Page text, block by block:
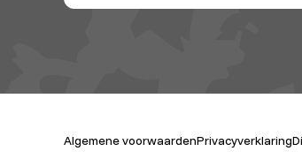
Algemene voorwaardenPrivacyverklaring